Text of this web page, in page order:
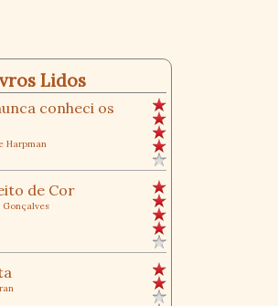
Lidos
conheci os
Harpman
de Cor
Gonçalves